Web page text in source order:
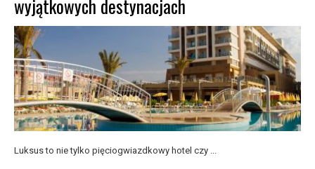
wyjątkowych destynacjach
Luksus to nie tylko pięciogwiazdkowy hotel czy ...